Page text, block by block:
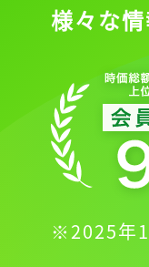
様々な
※2025年1